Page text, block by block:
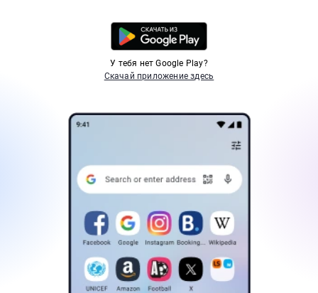
У тебя нет Google Play?
Скачай приложение здесь